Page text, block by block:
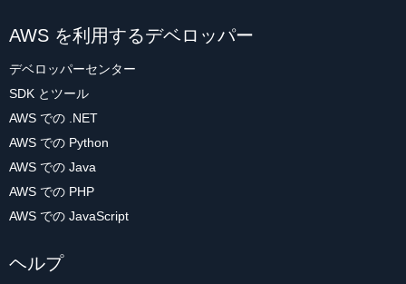
AWS を利用するデベロッパー
デベロッパーセンター
SDK とツール
AWS での .NET
AWS での Python
AWS での Java
AWS での PHP
AWS での JavaScript
ヘルプ